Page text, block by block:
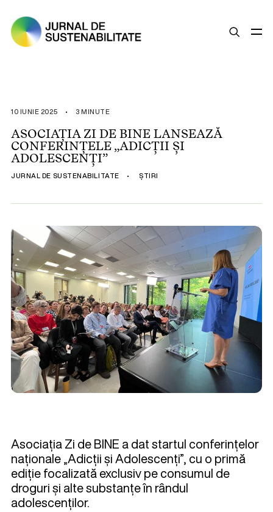
ȘTIRI
OPINII
ESG
COMPANII SUSTENABILE
10 IUNIE 2025 • 3 MINUTE
ASOCIAȚIA ZI DE BINE LANSEAZĂ
CONFERINȚELE „ADICȚII ȘI
ADOLESCENȚI”
JURNAL DE SUSTENABILITATE • ȘTIRI
Asociația Zi de BINE a dat startul conferințelor
naționale „Adicții și Adolescenți”, cu o primă
ediție focalizată exclusiv pe consumul de
droguri și alte substanțe în rândul
adolescenților.